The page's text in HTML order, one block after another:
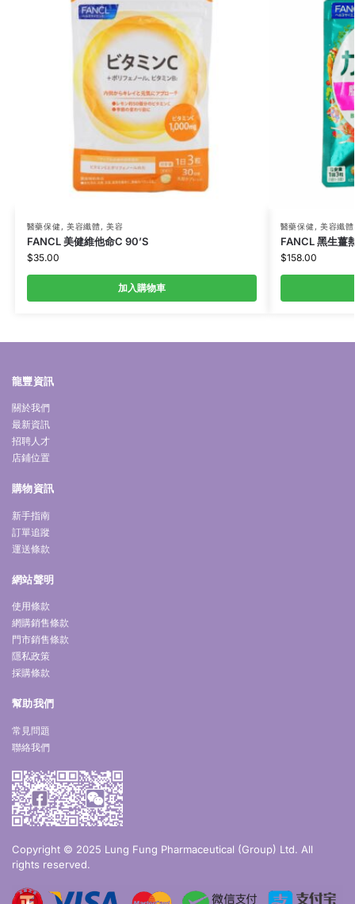
醫藥保健, 美容纖體,美容
FANCL 美健維他命C 90’S
$35.00
加入購物車
醫藥保健, 美容纖體
FANCL 黑生薑
$158.00
龍豐資訊
關於我們
最新資訊
招聘人才
店鋪位置
購物資訊
新手指南
訂單追蹤
運送條款
網站聲明
使用條款
網購銷售條款
門市銷售條款
隱私政策
採購條款
幫助我們
常見問題
聯絡我們
Copyright © 2025 Lung Fung Pharmaceutical (Group) Ltd. All
rights reserved.